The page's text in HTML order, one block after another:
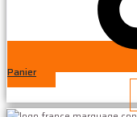
Panier